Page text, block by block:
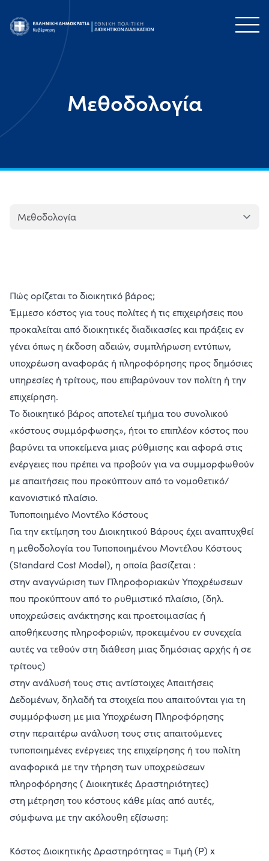
Μεθοδολογία
Πώς ορίζεται το διοικητικό βάρος;
Έμμεσο κόστος για τους πολίτες ή τις επιχειρήσεις που
προκαλείται από διοικητικές διαδικασίες και πράξεις εν
γένει όπως η έκδοση αδειών, συμπλήρωση εντύπων,
υποχρέωση αναφοράς ή πληροφόρησης προς δημόσιες
υπηρεσίες ή τρίτους, που επιβαρύνουν τον πολίτη ή την
επιχείρηση.
Το διοικητικό βάρος αποτελεί τμήμα του συνολικού
«κόστους συμμόρφωσης», ήτοι το επιπλέον κόστος που
βαρύνει τα υποκείμενα μιας ρύθμισης και αφορά στις
ενέργειες που πρέπει να προβούν για να συμμορφωθούν
με απαιτήσεις που προκύπτουν από το νομοθετικό/
κανονιστικό πλαίσιο.
Τυποποιημένο Μοντέλο Κόστους
Για την εκτίμηση του Διοικητικού Βάρους έχει αναπτυχθεί
η μεθοδολογία του Τυποποιημένου Μοντέλου Κόστους
(Standard Cost Model), η οποία βασίζεται :
στην αναγνώριση των Πληροφοριακών Υποχρέωσεων
που προκύπτουν από το ρυθμιστικό πλαίσιο, (δηλ.
υποχρεώσεις ανάκτησης και προετοιμασίας ή
αποθήκευσης πληροφοριών, προκειμένου εν συνεχεία
αυτές να τεθούν στη διάθεση μιας δημόσιας αρχής ή σε
τρίτους)
στην ανάλυσή τους στις αντίστοιχες Απαιτήσεις
Δεδομένων, δηλαδή τα στοιχεία που απαιτούνται για τη
συμμόρφωση με μια Υποχρέωση Πληροφόρησης
στην περαιτέρω ανάλυση τους στις απαιτούμενες
τυποποιημένες ενέργειες της επιχείρησης ή του πολίτη
αναφορικά με την τήρηση των υποχρεώσεων
πληροφόρησης ( Διοικητικές Δραστηριότητες)
στη μέτρηση του κόστους κάθε μίας από αυτές,
σύμφωνα με την ακόλουθη εξίσωση:
Κόστος Διοικητικής Δραστηρότητας = Τιμή (P) x